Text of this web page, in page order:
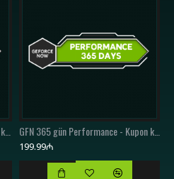
199.99₼